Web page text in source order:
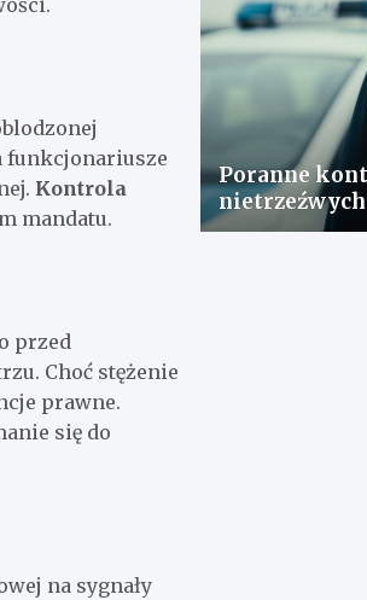
funkcjonariusze
Kontrola
mandatu.
przed
Choć stężenie
prawne.
się do
na sygnały
Poranne